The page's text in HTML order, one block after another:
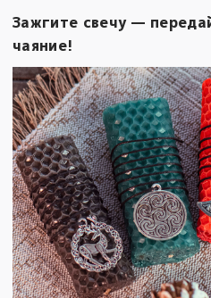
Зажгите свечу —
чаяние!